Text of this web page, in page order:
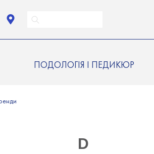
ПОДОЛОГІЯ І ПЕДИКЮР
D